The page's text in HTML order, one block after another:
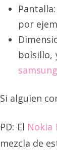
por
bolsillo,
samsung
Si alguien
PD: El Nokia
mezcla de